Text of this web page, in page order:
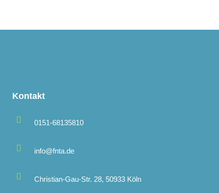
Kontakt
0151-68135810
info@fnta.de
Christian-Gau-Str. 28, 50933 Köln